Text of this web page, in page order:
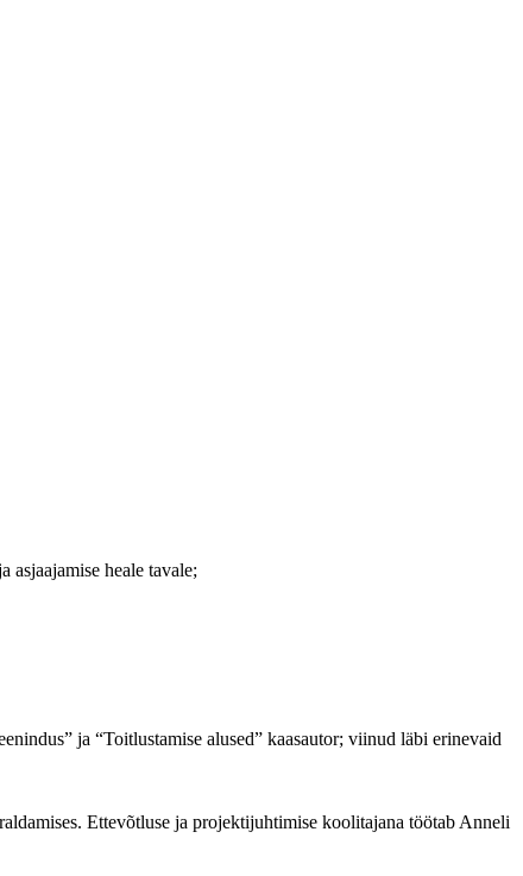
asjaajamise heale tavale;
ja “Toitlustamise alused” kaasautor; viinud läbi erinevaid
Ettevõtluse ja projektijuhtimise koolitajana töötab Anneli